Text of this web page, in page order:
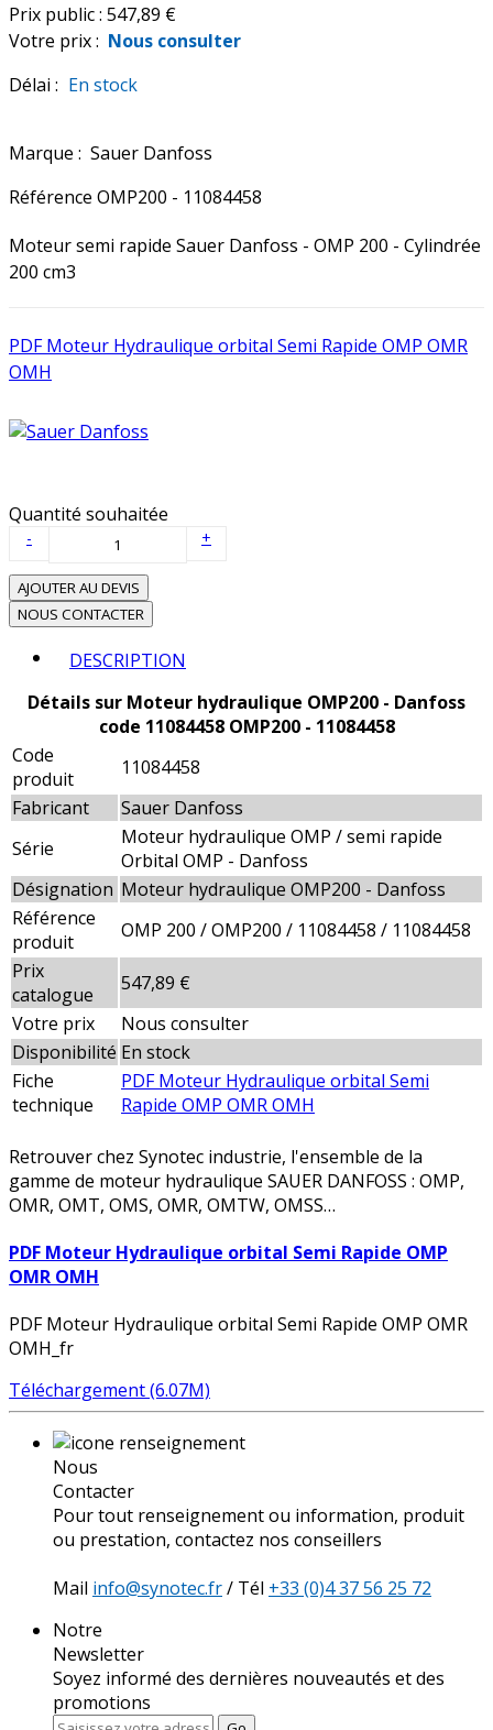
Prix public : 547,89 €
Votre prix : Nous consulter
Délai : En stock
Marque : Sauer Danfoss
Référence OMP200 - 11084458
Moteur semi rapide Sauer Danfoss - OMP 200 - Cylindrée
200 cm3
PDF Moteur Hydraulique orbital Semi Rapide OMP OMR
OMH
Quantité souhaitée
- +
AJOUTER AU DEVIS
NOUS CONTACTER
DESCRIPTION
Détails sur Moteur hydraulique OMP200 - Danfoss
code 11084458 OMP200 - 11084458
Code
produit
11084458
Fabricant
Sauer Danfoss
Série
Moteur hydraulique OMP / semi rapide
Orbital OMP - Danfoss
Désignation Moteur hydraulique OMP200 - Danfoss
Référence
produit
OMP 200 / OMP200 / 11084458 / 11084458
Prix
catalogue
547,89 €
Votre prix
Nous consulter
Disponibilité En stock
Fiche
technique
PDF Moteur Hydraulique orbital Semi
Rapide OMP OMR OMH
Retrouver chez Synotec industrie, l'ensemble de la
gamme de moteur hydraulique SAUER DANFOSS : OMP,
OMR, OMT, OMS, OMR, OMTW, OMSS…
PDF Moteur Hydraulique orbital Semi Rapide OMP
OMR OMH
PDF Moteur Hydraulique orbital Semi Rapide OMP OMR
OMH_fr
Téléchargement (6.07M)
Nous
Contacter
Pour tout renseignement ou information, produit
ou prestation, contactez nos conseillers
Mail info@synotec.fr/ Tél +33 (0)4 37 56 25 72
Notre
Newsletter
Soyez informé des dernières nouveautés et des
promotions